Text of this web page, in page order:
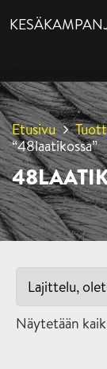
Etusivu
“48laatikossa”
Näytetään